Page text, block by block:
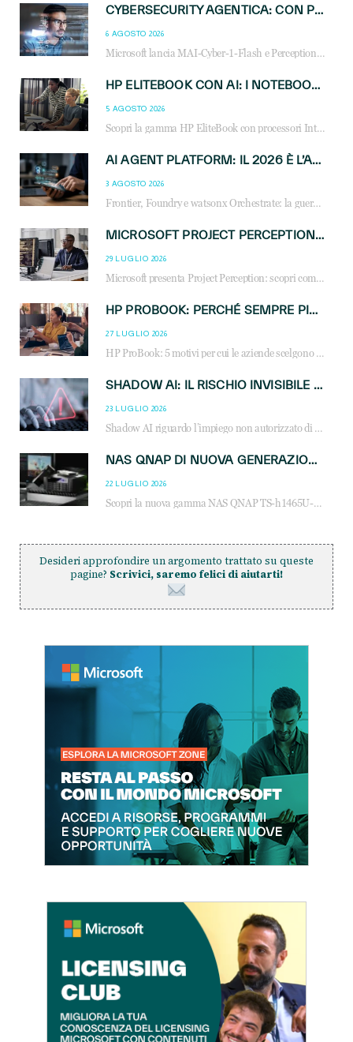
CYBERSECURITY AGENTICA: CON PERCEPTION E MAI-CYBER-1-FLASH MICROSOFT APRE NUOVI SERVIZI PER IL CANALE
6 AGOSTO 2026
Microsoft lancia MAI-Cyber-1-Flash e Perception: cybersecurity agentica in preview dal 3 novembre. Cosa cambia per MSP, system integrator e reseller.
HP ELITEBOOK CON AI: I NOTEBOOK BUSINESS INTELLIGENTI CHE TRASFORMANO PRODUTTIVITÀ, SICUREZZA E LAVORO IBRIDO
5 AGOSTO 2026
Scopri la gamma HP EliteBook con processori Intel® Core™ Ultra e AMD Ryzen™ AI. Notebook business progettati per aumentare la produttività, migliorare la collaborazione e garantire sicurezza avanzata in ufficio e in mobilità.
AI AGENT PLATFORM: IL 2026 È L’ANNO DEL «SISTEMA OPERATIVO» PER GLI AGENTI AZIENDALI
3 AGOSTO 2026
Frontier, Foundry e watsonx Orchestrate: la guerra delle piattaforme AI agent ridisegna il mercato IT. Cosa cambia per reseller, MSP e system integrator.
MICROSOFT PROJECT PERCEPTION: COME GLI AGENTI AI CAMBIERANNO SOC, CYBERSECURITY E SERVIZI MSP
29 LUGLIO 2026
Microsoft presenta Project Perception: scopri come gli agenti AI possono trasformare cybersecurity, SOC e servizi gestiti degli MSP.
HP PROBOOK: PERCHÉ SEMPRE PIÙ AZIENDE SCELGONO NOTEBOOK PROGETTATI PER IL LAVORO MODERNO
27 LUGLIO 2026
HP ProBook: 5 motivi per cui le aziende scelgono i notebook business HP per migliorare produttività, sicurezza e gestione dell’AI.
SHADOW AI: IL RISCHIO INVISIBILE CHE LE AZIENDE POSSONO GOVERNARE
23 LUGLIO 2026
Shadow AI riguardo l’impiego non autorizzato di sistemi AI all’interno dell’azienda. E’ una pratica che si diffonde a partire dai dipendenti fino ai dirigenti e mette a repentaglio la cybersecurity, con costi più elevati per le organizzazioni. Due recenti report illustrano il fenomeno e forniscono dati in merito
NAS QNAP DI NUOVA GENERAZIONE: PIÙ PRESTAZIONI, SCALABILITÀ E PROTEZIONE DEI DATI PER LE INFRASTRUTTURE IT MODERNE
22 LUGLIO 2026
Scopri la nuova gamma NAS QNAP TS-h1465U-RP, TS-h1065eU e TS-h665U: storage aziendale con ZFS, DDR5, E1.S NVMe e connettività 2.5GbE per backup, virtualizzazione e cybersecurity.
Desideri approfondire un argomento trattato su queste
pagine? Scrivici, saremo felici di aiutarti!